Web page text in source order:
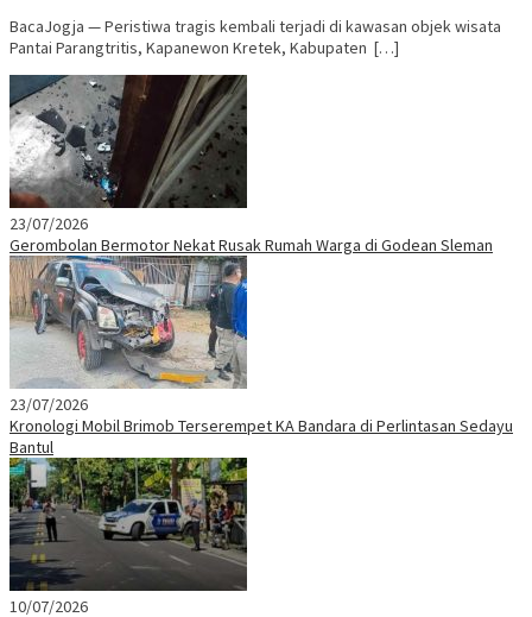
BacaJogja — Peristiwa tragis kembali terjadi di kawasan objek wisata
Pantai Parangtritis, Kapanewon Kretek, Kabupaten […]
23/07/2026
Gerombolan Bermotor Nekat Rusak Rumah Warga di Godean Sleman
23/07/2026
Kronologi Mobil Brimob Terserempet KA Bandara di Perlintasan Sedayu
Bantul
10/07/2026